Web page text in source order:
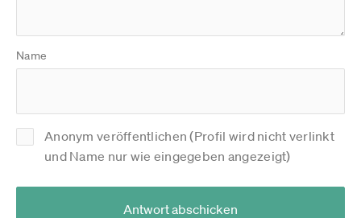
Name
Anonym veröffentlichen (Profil wird nicht verlinkt
und Name nur wie eingegeben angezeigt)
Antwort abschicken